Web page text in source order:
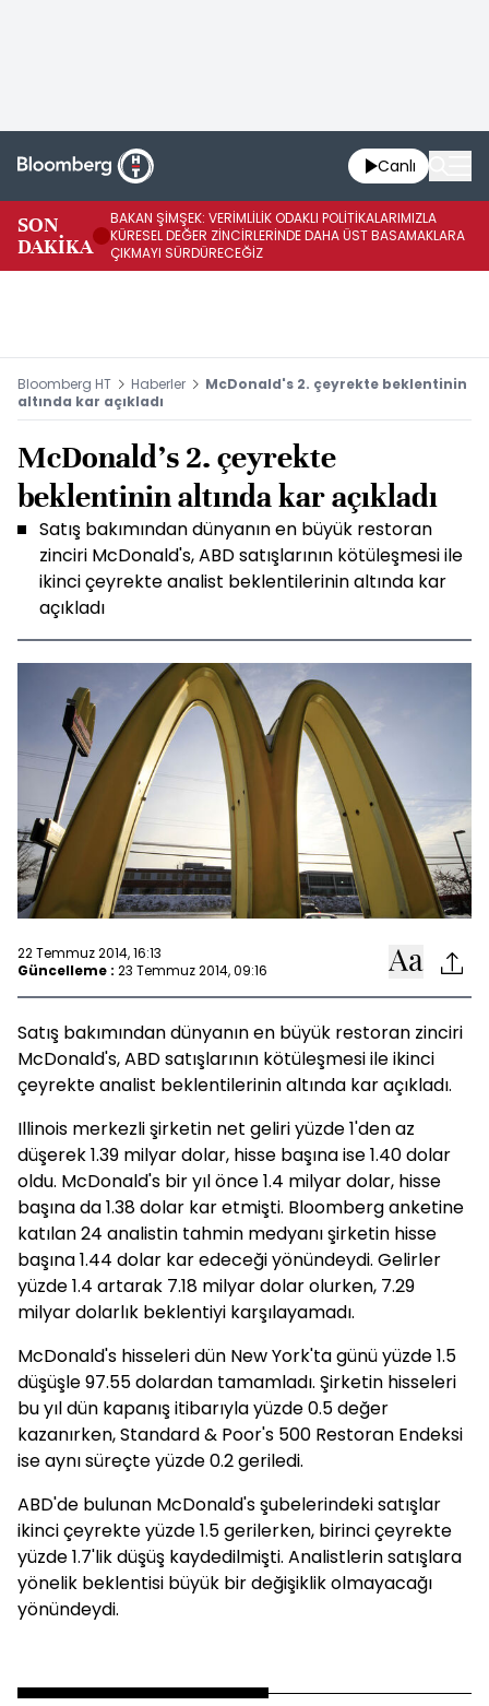
Canlı
SON
DAKİKA
BAKAN ŞİMŞEK: VERİMLİLİK ODAKLI POLİTİKALARIMIZLA
KÜRESEL DEĞER ZİNCİRLERİNDE DAHA ÜST BASAMAKLARA
ÇIKMAYI SÜRDÜRECEĞİZ
Bloomberg HT Haberler
McDonald's 2. çeyrekte beklentinin
altında kar açıkladı
McDonald's 2. çeyrekte
beklentinin altında kar açıkladı
Satış bakımından dünyanın en büyük restoran
zinciri McDonald's, ABD satışlarının kötüleşmesi ile
ikinci çeyrekte analist beklentilerinin altında kar
açıkladı
22 Temmuz 2014, 16:13
Güncelleme : 23 Temmuz 2014, 09:16
Satış bakımından dünyanın en büyük restoran zinciri
McDonald's, ABD satışlarının kötüleşmesi ile ikinci
çeyrekte analist beklentilerinin altında kar açıkladı.
Illinois merkezli şirketin net geliri yüzde 1'den az
düşerek 1.39 milyar dolar, hisse başına ise 1.40 dolar
oldu. McDonald's bir yıl önce 1.4 milyar dolar, hisse
başına da 1.38 dolar kar etmişti. Bloomberg anketine
katılan 24 analistin tahmin medyanı şirketin hisse
başına 1.44 dolar kar edeceği yönündeydi. Gelirler
yüzde 1.4 artarak 7.18 milyar dolar olurken, 7.29
milyar dolarlık beklentiyi karşılayamadı.
McDonald's hisseleri dün New York'ta günü yüzde 1.5
düşüşle 97.55 dolardan tamamladı. Şirketin hisseleri
bu yıl dün kapanış itibarıyla yüzde 0.5 değer
kazanırken, Standard & Poor's 500 Restoran Endeksi
ise aynı süreçte yüzde 0.2 geriledi.
ABD'de bulunan McDonald's şubelerindeki satışlar
ikinci çeyrekte yüzde 1.5 gerilerken, birinci çeyrekte
yüzde 1.7'lik düşüş kaydedilmişti. Analistlerin satışlara
yönelik beklentisi büyük bir değişiklik olmayacağı
yönündeydi.